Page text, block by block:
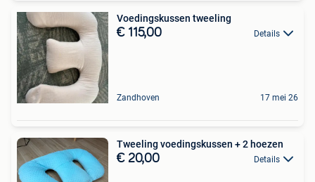
Voedingskussen tweeling
€ 115,00 Details
Zandhoven 17 mei 26
Tweeling voedingskussen + 2 hoezen
€ 20,00 Details